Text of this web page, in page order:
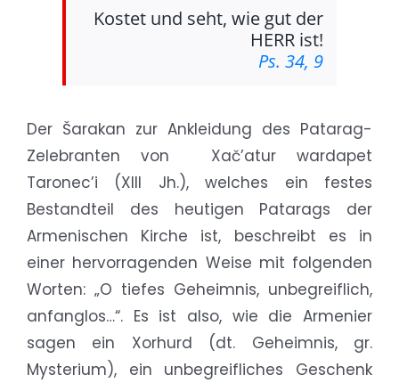
Kostet und seht, wie gut der
HERR ist!
Ps. 34, 9
Der Šarakan zur Ankleidung des Patarag-
Zelebranten von Xač’atur wardapet
Taronec’i (XIII Jh.), welches ein festes
Bestandteil des heutigen Patarags der
Armenischen Kirche ist, beschreibt es in
einer hervorragenden Weise mit folgenden
Worten: „O tiefes Geheimnis, unbegreiflich,
anfanglos…“. Es ist also, wie die Armenier
sagen ein Xorhurd (dt. Geheimnis, gr.
Mysterium), ein unbegreifliches Geschenk